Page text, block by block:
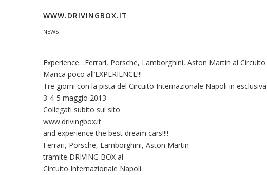
WWW.DRIVINGBOX.IT
NEWS
Experience…Ferrari, Porsche, Lamborghini, Aston Martin al Circuito.
Manca poco all’EXPERIENCE!!!
Tre giorni con la pista del Circuito Internazionale Napoli in esclusiva
3-4-5 maggio 2013
Collegati subito sul sito
www.drivingbox.it
and experience the best dream cars!!!!
Ferrari, Porsche, Lamborghini, Aston Martin
tramite DRIVING BOX al
Circuito Internazionale Napoli